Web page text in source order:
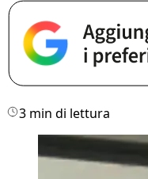
3 min di lettura